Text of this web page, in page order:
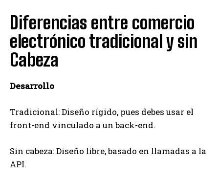
Diferencias entre comercio
electrónico tradicional y sin
Cabeza
Desarrollo
Tradicional: Diseño rígido, pues debes usar el
front-end vinculado a un back-end.
Sin cabeza: Diseño libre, basado en llamadas a la
API.